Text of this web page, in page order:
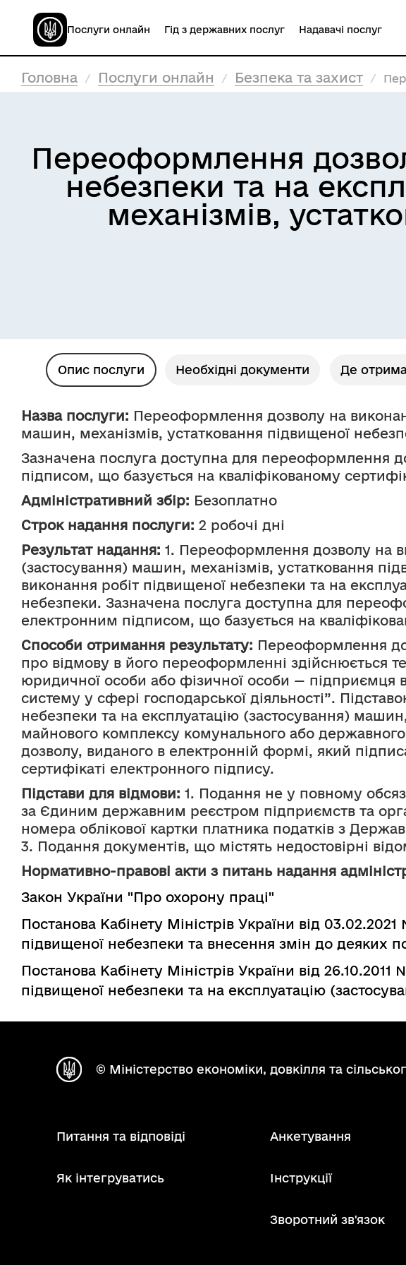
Послуги онлайн Гід з державних послуг Надавачі послуг
Головна Послуги онлайн Безпека та захист
Переоформлення
небезпеки та на
механізмів,
Опис послуги Необхідні документи Де
Назва послуги: Переоформлення дозволу на
машин, механізмів, устатковання підвищеної
Зазначена послуга доступна для переоформлення
підписом, що базується на кваліфікованому
Адміністративний збір: Безоплатно
Строк надання послуги: 2 робочі дні
Результат надання: 1. Переоформлення дозволу на
(застосування) машин, механізмів, устатковання
виконання робіт підвищеної небезпеки та на
небезпеки. Зазначена послуга доступна для
електронним підписом, що базується на
Способи отримання результату: Переоформлення
про відмову в його переоформленні здійснюється
юридичної особи або фізичної особи — підприємця
систему у сфері господарської діяльності”.
небезпеки та на експлуатацію (застосування)
майнового комплексу комунального або
дозволу, виданого в електронній формі, який
сертифікаті електронного підпису.
Підстави для відмови: 1. Подання не у повному
за Єдиним державним реєстром підприємств та
номера облікової картки платника податків з
3. Подання документів, що містять недостовірні
Нормативно-правові акти з питань надання
Закон України "Про охорону праці"
Постанова Кабінету Міністрів України від
підвищеної небезпеки та внесення змін до деяких
Постанова Кабінету Міністрів України від
підвищеної небезпеки та на експлуатацію
© Міністерство економіки, довкілля та
Питання та відповіді
Як інтегруватись
Анкетування
Інструкції
Зворотний зв'язок